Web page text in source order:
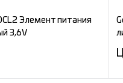
Элемент питания
3,6V